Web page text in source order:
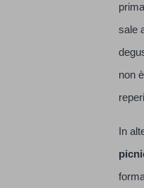
sale
non
In